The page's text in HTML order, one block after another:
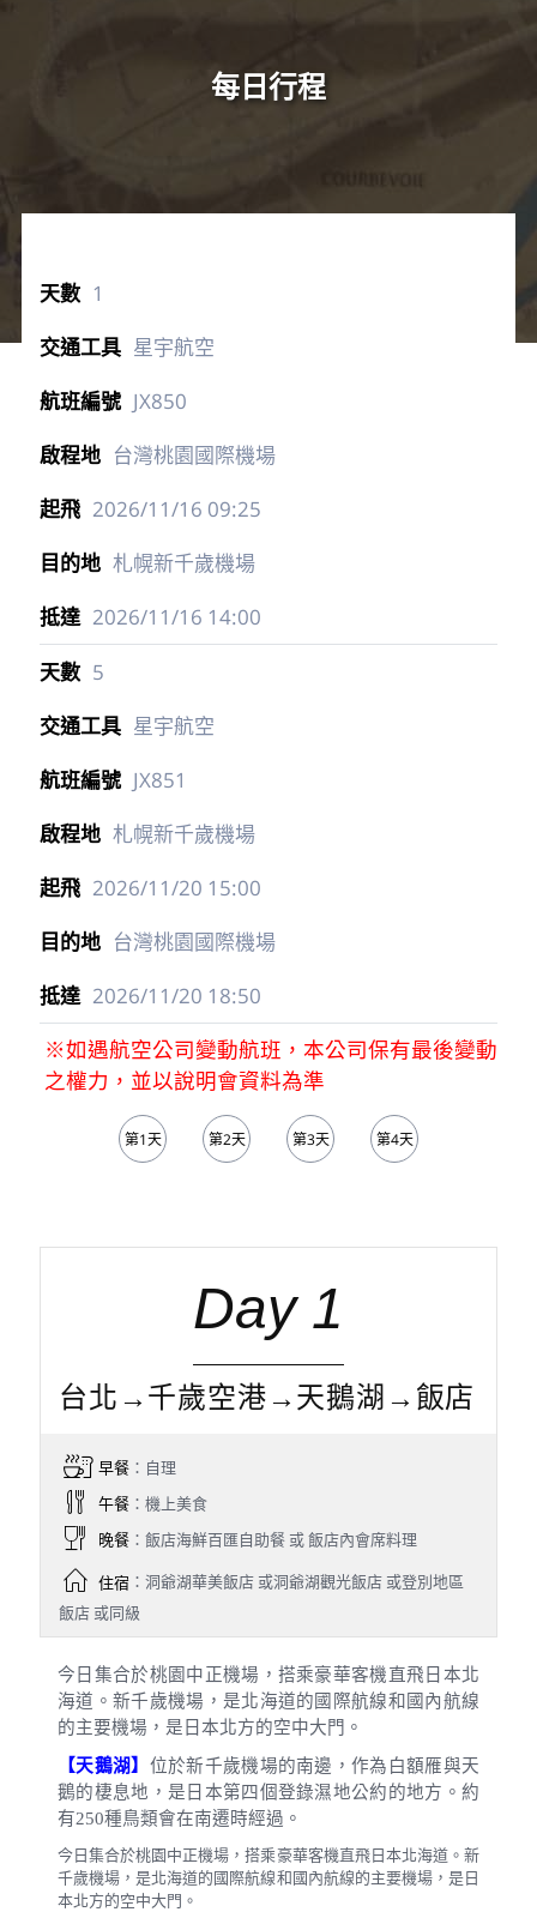
每日行程
1
星宇航空
JX850
台灣桃園國際機場
2026/11/16 09:25
札幌新千歲機場
2026/11/16 14:00
5
星宇航空
JX851
札幌新千歲機場
2026/11/20 15:00
台灣桃園國際機場
2026/11/20 18:50
※如遇航空公司變動航班，本公司保有最後變動
之權力，並以說明會資料為準
第1天 第2天 第3天 第4天
Day 1
台北→千歲空港→天鵝湖→飯店
早餐：自理
午餐：機上美食
晚餐：飯店海鮮百匯自助餐 或 飯店內會席料理
住宿：洞爺湖華美飯店 或洞爺湖觀光飯店 或登別地區
飯店 或同級
今日集合於桃園中正機場，搭乘豪華客機直飛日本北
海道。新千歲機場，是北海道的國際航線和國內航線
的主要機場，是日本北方的空中大門。
【天鵝湖】 位於新千歲機場的南邊，作為白額雁與天
鵝的棲息地，是日本第四個登錄濕地公約的地方。約
有250種鳥類會在南遷時經過。
今日集合於桃園中正機場，搭乘豪華客機直飛日本北海道。新
千歲機場，是北海道的國際航線和國內航線的主要機場，是日
本北方的空中大門。